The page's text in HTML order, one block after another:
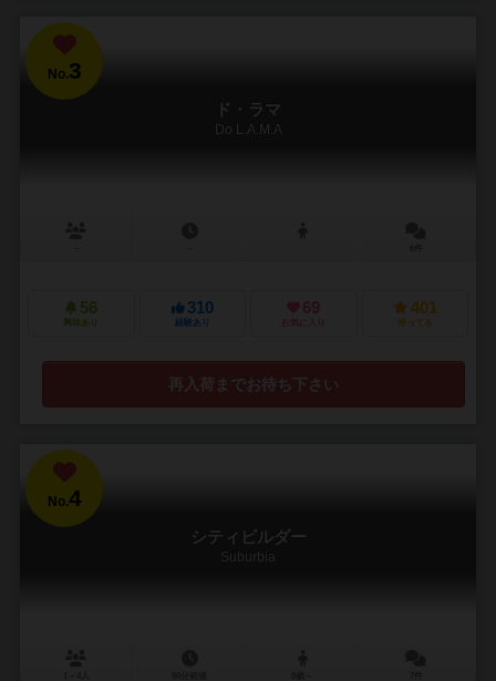
No.3
ド・ラマ
Do L.A.M.A
56
興味あり
310
経験あり
69
お気に入り
401
持ってる
再入荷までお待ち下さい
No.4
シティビルダー
Suburbia